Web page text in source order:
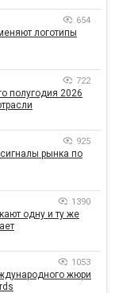
654
логотипы
722
полугодия 2026
925
рынка по
1390
одну и ту же
1053
жюри